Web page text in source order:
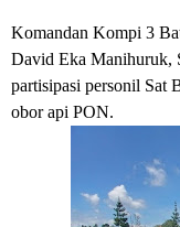
Komandan Kompi 3
David Eka Manihuruk,
partisipasi personil Sat
obor api PON.